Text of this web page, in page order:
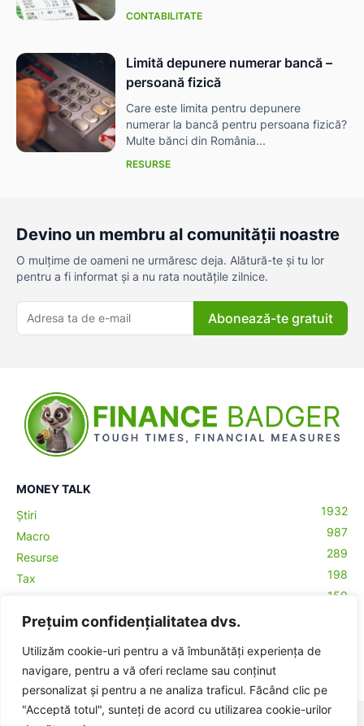
Prețuim confidențialitatea dvs.
Utilizăm cookie-uri pentru a vă îmbunătăți experiența de
navigare, pentru a vă oferi reclame sau conținut
personalizat și pentru a ne analiza traficul. Făcând clic pe
"Acceptă totul", sunteți de acord cu utilizarea cookie-urilor
CONTABILITATE
Limită depunere numerar bancă –
persoană fizică
Care este limita pentru depunere
numerar la bancă pentru persoana fizică?
Multe bănci din România...
RESURSE
Devino un membru al comunității noastre
O mulțime de oameni ne urmăresc deja. Alătură-te și tu lor
pentru a fi informat și a nu rata noutățile zilnice.
Abonează-te gratuit
MONEY TALK
Știri
1932
Macro
987
Resurse
289
Tax
198
159
Contabilitate
Crypto
© BadgerHub - Toate drepturile rezervate -